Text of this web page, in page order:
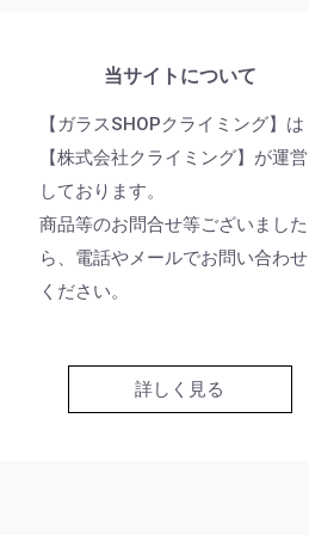
当サイトについて
【ガラスSHOPクライミング】は
【株式会社クライミング】が運営
しております。
商品等のお問合せ等ございました
ら、電話やメールでお問い合わせ
ください。
詳しく見る